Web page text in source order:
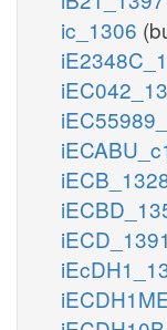
ic_1306
iECD_1391